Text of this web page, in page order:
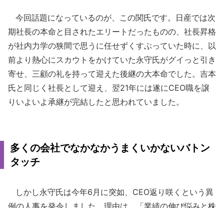
今回話題になっているのが、この関氏です。日産では次
期社長の本命と目されたエリートだったものの、社長昇格
が社内力学の狭間で思うに任せずくすぶっていた時に、以
前より熱心にスカウトをかけていた永守氏がグイっと引き
寄せ、三顧の礼を持って迎えた後継の大本命でした。吉本
氏と同じく社長として迎え、翌21年には遂にCEO職を譲
りいよいよ承継が完結したと思われていました。
多くの会社でなかなかうまくいかないバトン
タッチ
しかし永守氏は今年6月に突如、CEO返り咲くという異
例の人事を発令しました。理由は、「業績の伸び悩みと株